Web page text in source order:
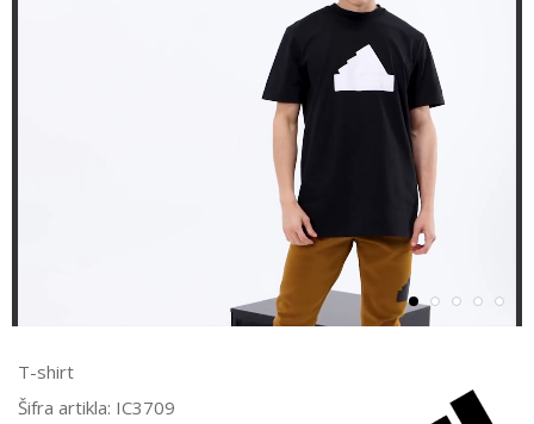
T-shirt
Šifra artikla: IC3709